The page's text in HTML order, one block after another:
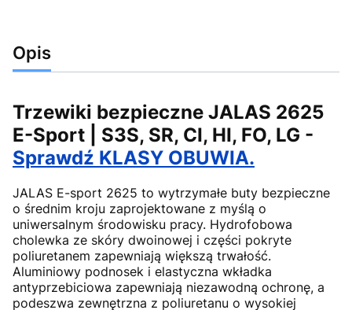
Opis
Trzewiki bezpieczne JALAS 2625
E-Sport | S3S, SR, CI, HI, FO, LG -
Sprawdź KLASY OBUWIA.
JALAS E-sport 2625 to wytrzymałe buty bezpieczne
o średnim kroju zaprojektowane z myślą o
uniwersalnym środowisku pracy. Hydrofobowa
cholewka ze skóry dwoinowej i części pokryte
poliuretanem zapewniają większą trwałość.
Aluminiowy podnosek i elastyczna wkładka
antyprzebiciowa zapewniają niezawodną ochronę, a
podeszwa zewnętrzna z poliuretanu o wysokiej